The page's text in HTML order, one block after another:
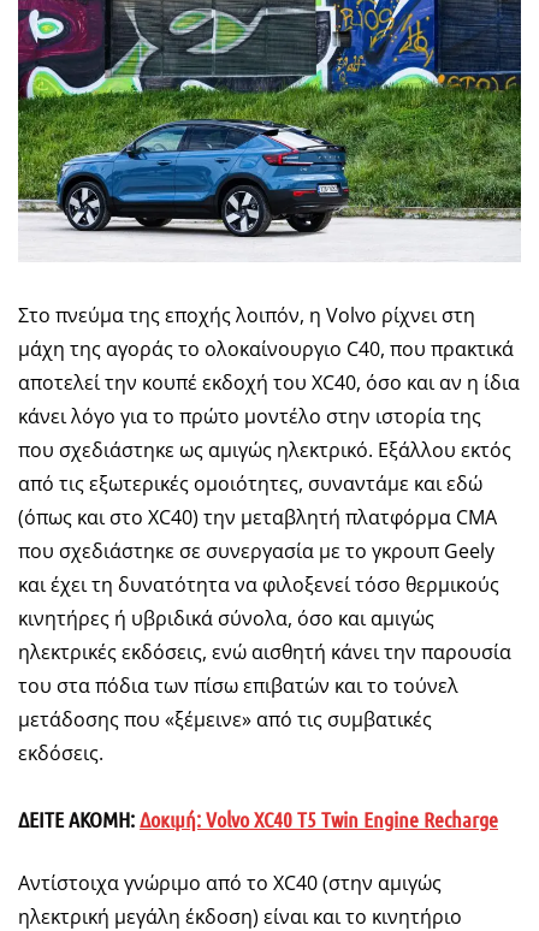
Στο πνεύμα της εποχής λοιπόν, η Volvo ρίχνει στη
μάχη της αγοράς το ολοκαίνουργιο C40, που πρακτικά
αποτελεί την κουπέ εκδοχή του XC40, όσο και αν η ίδια
κάνει λόγο για το πρώτο μοντέλο στην ιστορία της
που σχεδιάστηκε ως αμιγώς ηλεκτρικό. Εξάλλου εκτός
από τις εξωτερικές ομοιότητες, συναντάμε και εδώ
(όπως και στο XC40) την μεταβλητή πλατφόρμα CMA
που σχεδιάστηκε σε συνεργασία με το γκρουπ Geely
και έχει τη δυνατότητα να φιλοξενεί τόσο θερμικούς
κινητήρες ή υβριδικά σύνολα, όσο και αμιγώς
ηλεκτρικές εκδόσεις, ενώ αισθητή κάνει την παρουσία
του στα πόδια των πίσω επιβατών και το τούνελ
μετάδοσης που «ξέμεινε» από τις συμβατικές
εκδόσεις.
ΔΕΙΤΕ ΑΚΟΜΗ:Δοκιμή: Volvo XC40 T5 Twin Engine Recharge
Αντίστοιχα γνώριμο από το XC40 (στην αμιγώς
ηλεκτρική μεγάλη έκδοση) είναι και το κινητήριο